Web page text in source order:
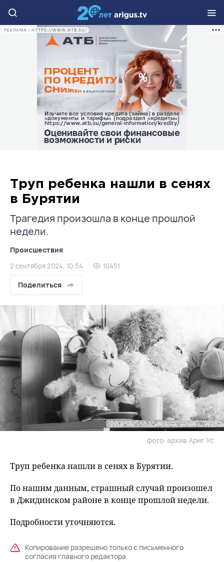
РЕКЛАМА • HTTPS://WWW.ATB.SU/
Труп ребенка нашли в сенях
в Бурятии
Трагедия произошла в конце прошлой
недели.
Происшествия
2 сентября 2024, 10:54 10451
Поделиться
фото: архив Ариг Ус
Труп ребенка нашли в сенях в Бурятии.
По нашим данным, страшный случай произошел
в Джидинском районе в конце прошлой недели.
Подробности уточняются.
Копирование разрешено только с письменного
согласия главного редактора